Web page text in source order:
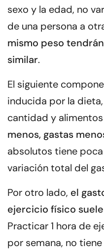
sexo y la edad, no
de una persona a
mismo peso
similar.
El siguiente
inducida por la
cantidad y
menos, gastas
absolutos tiene
variación total del
Por otro lado, el
ejercicio físico
Practicar 1 hora de
por semana, no